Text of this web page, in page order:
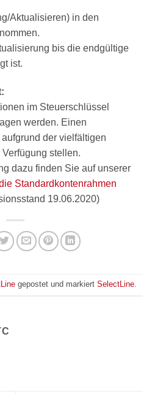
Aktualisieren) in den
bis die endgültige
ist.
im Steuerschlüssel
werden. Einen
der vielfältigen
stellen.
dazu finden Sie auf unserer
Standardkontenrahmen
19.06.2020)
gepostet und markiert SelectLine.